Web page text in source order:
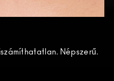
Népszerű.